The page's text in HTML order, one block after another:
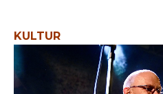
KULTUR